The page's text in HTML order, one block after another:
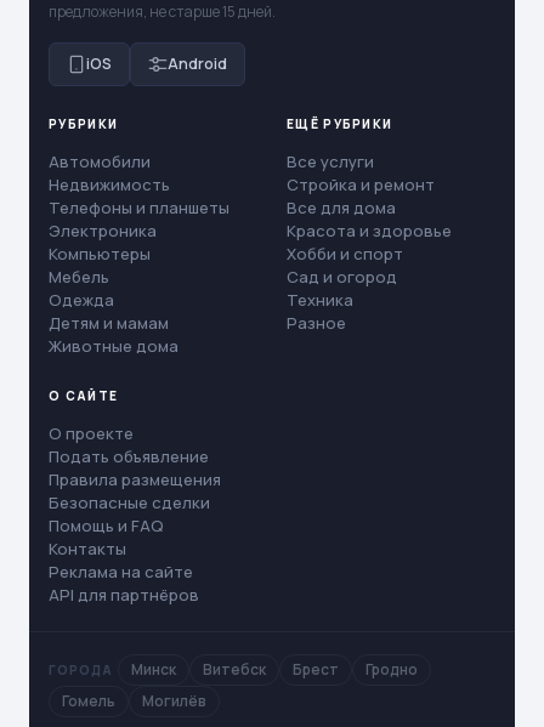
предложения, не старше 15 дней.
iOS Android
РУБРИКИ
Автомобили
Недвижимость
Телефоны и планшеты
Электроника
Компьютеры
Мебель
Одежда
Детям и мамам
Животные дома
ЕЩЁ РУБРИКИ
Все услуги
Стройка и ремонт
Все для дома
Красота и здоровье
Хобби и спорт
Сад и огород
Техника
Разное
О САЙТЕ
О проекте
Подать объявление
Правила размещения
Безопасные сделки
Помощь и FAQ
Контакты
Реклама на сайте
API для партнёров
ГОРОДА Минск Витебск Брест
Гродно
Гомель
Могилёв